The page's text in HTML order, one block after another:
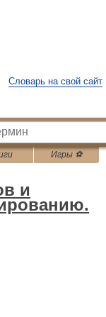
Словарь на свой сайт
Игры ⚽
и